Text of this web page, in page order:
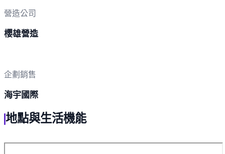
營造公司
櫻雄營造
企劃銷售
海宇國際
地點與生活機能